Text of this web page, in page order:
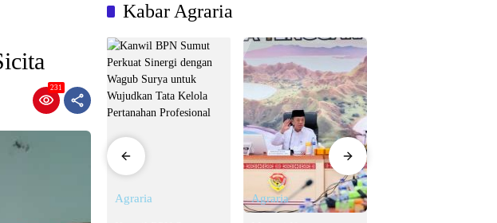
231
Kabar Agraria
Agraria Agraria